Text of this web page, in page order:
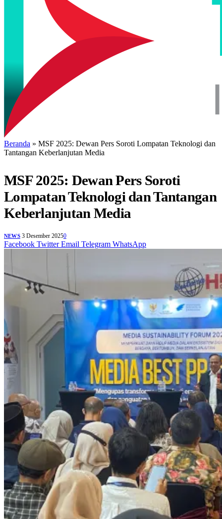
Beranda » MSF 2025: Dewan Pers Soroti Lompatan Teknologi dan
Tantangan Keberlanjutan Media
MSF 2025: Dewan Pers Soroti
Lompatan Teknologi dan Tantangan
Keberlanjutan Media
NEWS 3 Desember 20250
Facebook Twitter Email Telegram WhatsApp